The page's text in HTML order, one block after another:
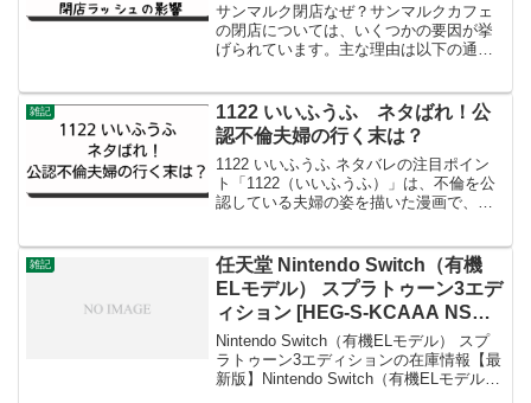
サンマルク閉店なぜ？サンマルクカフェ
の閉店については、いくつかの要因が挙
げられています。主な理由は以下の通り
ングセンター内、郊外型店舗の売上が減
少しました。人手不足：外...
雑記
1122 いいふうふ ネタばれ！公
認不倫夫婦の行く末は？
1122 いいふうふ ネタバレの注目ポイン
ト「1122（いいふうふ）」は、不倫を公
認している夫婦の姿を描いた漫画で、多
は累計発行部数が125万部を超えるほどの
人気を誇り...
雑記
任天堂 Nintendo Switch（有機
ELモデル） スプラトゥーン3エデ
ィション [HEG-S-KCAAA NSW
ホンタイ ユウキELモデル スプラ
トゥ-ン3 エディション]買えない
し売ってない！どこで購入できる
Nintendo Switch（有機ELモデル） スプ
ラトゥーン3エディションの在庫情報【最
新版】Nintendo Switch（有機ELモデル）